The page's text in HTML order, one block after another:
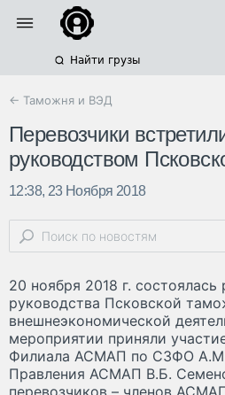
Найти грузы
← Таможня и ВЭД
Перевозчики
руководством
12:38, 23 Ноября 2018
20 ноября 2018 г. состоялась
руководства Псковской
внешнеэкономической
мероприятии приняли
Филиала АСМАП по СЗФО
Правления АСМАП В.Б.